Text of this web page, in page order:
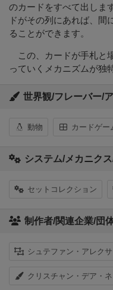
のカードをすべて出しま
ドがその列にあれば、間
ることができます。
この、カードが手札と
っていくメカニズムが独
世界観/フレーバー/
動物 カードゲー
システム/メカニク
セットコレクション
制作者/関連企業/団
シュテファン・アレク
クリスチャン・デア・ネ